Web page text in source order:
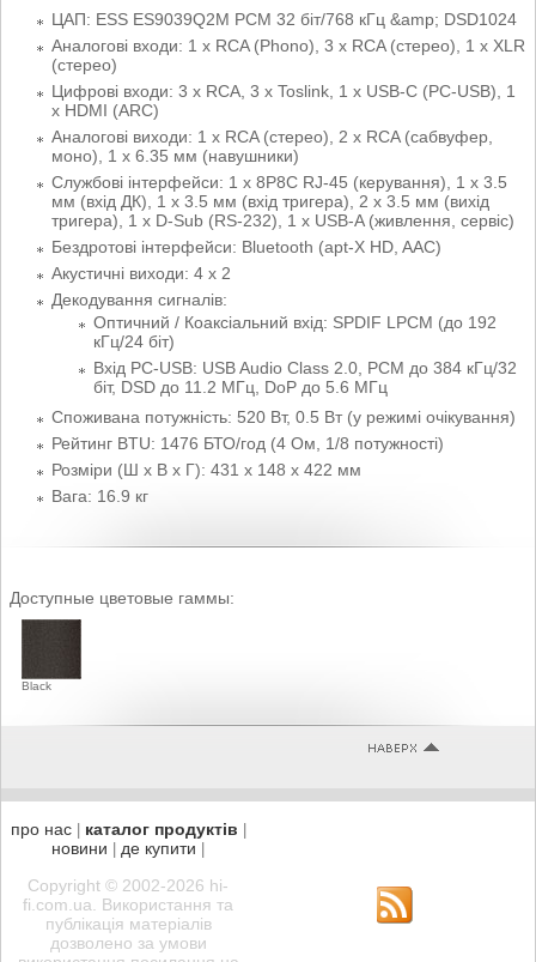
ЦАП: ESS ES9039Q2M PCM 32 біт/768 кГц &amp; DSD1024
Аналогові входи: 1 x RCA (Phono), 3 x RCA (стерео), 1 x XLR
(стерео)
Цифрові входи: 3 x RCA, 3 x Toslink, 1 x USB-C (PC-USB), 1
x HDMI (ARC)
Аналогові виходи: 1 x RCA (стерео), 2 x RCA (сабвуфер,
моно), 1 x 6.35 мм (навушники)
Службові інтерфейси: 1 x 8P8C RJ-45 (керування), 1 x 3.5
мм (вхід ДК), 1 x 3.5 мм (вхід тригера), 2 x 3.5 мм (вихід
тригера), 1 x D-Sub (RS-232), 1 x USB-A (живлення, сервіс)
Бездротові інтерфейси: Bluetooth (apt-X HD, AAC)
Акустичні виходи: 4 х 2
Декодування сигналів:
Оптичний / Коаксіальний вхід: SPDIF LPCM (до 192
кГц/24 біт)
Вхід PC-USB: USB Audio Class 2.0, PCM до 384 кГц/32
біт, DSD до 11.2 МГц, DoP до 5.6 МГц
Споживана потужність: 520 Вт, 0.5 Вт (у режимі очікування)
Рейтинг BTU: 1476 БТО/год (4 Ом, 1/8 потужності)
Розміри (Ш x В x Г): 431 x 148 x 422 мм
Вага: 16.9 кг
Доступные цветовые гаммы:
Black
про нас| каталог продуктів
новини де купити
Copyright © 2002-2026 hi-
fi.com.ua. Використання та
публікація матеріалів
дозволено за умови